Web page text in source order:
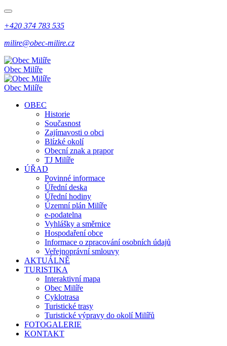
+420 374 783 535
milire@obec-milire.cz
Obec Milíře
Obec Milíře
OBEC
Historie
Současnost
Zajímavosti o obci
Blízké okolí
Obecní znak a prapor
TJ Milíře
ÚŘAD
Povinné informace
Úřední deska
Úřední hodiny
Územní plán Milíře
e-podatelna
Vyhlášky a směrnice
Hospodaření obce
Informace o zpracování osobních údajů
Veřejnoprávní smlouvy
AKTUÁLNĚ
TURISTIKA
Interaktivní mapa
Obec Milíře
Cyklotrasa
Turistické trasy
Turistické výpravy do okolí Milířů
FOTOGALERIE
KONTAKT